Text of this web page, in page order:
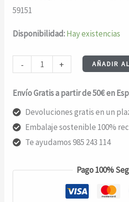
59151
Disponibilidad:Hay existencias
-
SURF
KEY
SECURITY
-
Black
+ AÑADIR
Envío Gratis a partir de 50€ en
Devoluciones gratis en un
Embalaje sostenible 100%
Te ayudamos 985 243 114
Pago 100%